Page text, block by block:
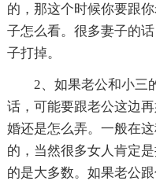
的，那这个时候你要跟
子怎么看。很多妻子的
子打掉。
2、如果老公和小三
话，可能要跟老公这边
婚还是怎么弄。一般在
的，当然很多女人肯定
的是大多数。如果老公